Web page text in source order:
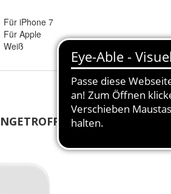
Für iPhone 7
Für Apple
Weiß